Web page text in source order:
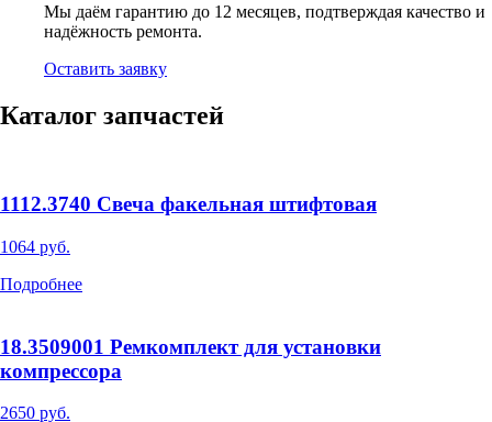
Мы даём гарантию до 12 месяцев, подтверждая качество и
надёжность ремонта.
Оставить заявку
Каталог запчастей
1112.3740 Свеча факельная штифтовая
1064 руб.
Подробнее
18.3509001 Ремкомплект для установки
компрессора
2650 руб.